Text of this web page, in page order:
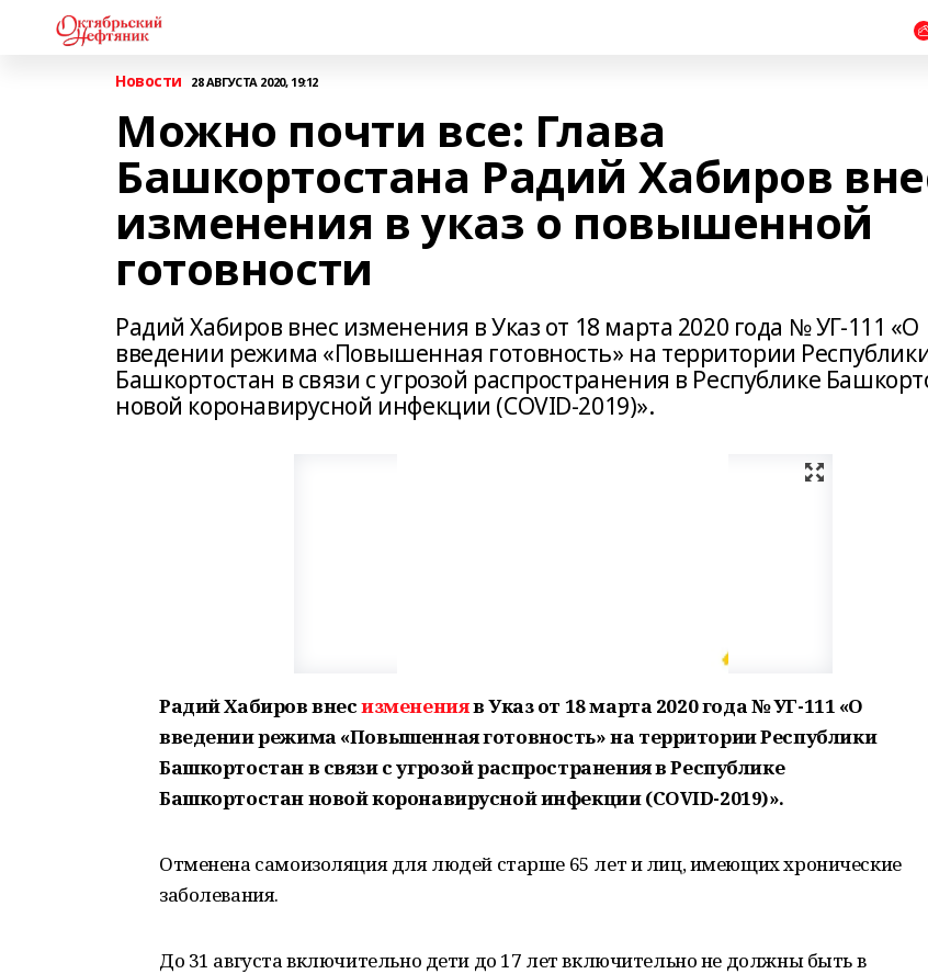
Новости 28 АВГУСТА 2020, 19:12
Можно почти все: Глава
Башкортостана Радий Хабиров
изменения в указ о повышенной
готовности
Радий Хабиров внес изменения в Указ от 18 марта 2020 года № УГ-111 «О
введении режима «Повышенная готовность» на территории
Башкортостан в связи с угрозой распространения в Республике
новой коронавирусной инфекции (COVID-2019)».
Радий Хабиров внесизмененияв Указ от 18 марта 2020 года № УГ-111 «О
введении режима «Повышенная готовность» на территории Республики
Башкортостан в связи с угрозой распространения в Республике
Башкортостан новой коронавирусной инфекции (COVID-2019)».
Отменена самоизоляция для людей старше 65 лет и лиц, имеющих хронические
заболевания.
До 31 августа включительно дети до 17 лет включительно не должны быть в